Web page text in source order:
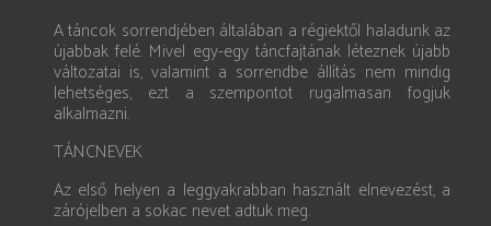
A táncok sorrendjében általában a régiektől haladunk az
újabbak felé. Mivel egy-egy táncfajtának léteznek újabb
változatai is, valamint a sorrendbe állítás nem mindig
lehetséges, ezt a szempontot rugalmasan fogjuk
alkalmazni.
TÁNCNEVEK
Az első helyen a leggyakrabban használt elnevezést, a
zárójelben a sokac nevet adtuk meg.